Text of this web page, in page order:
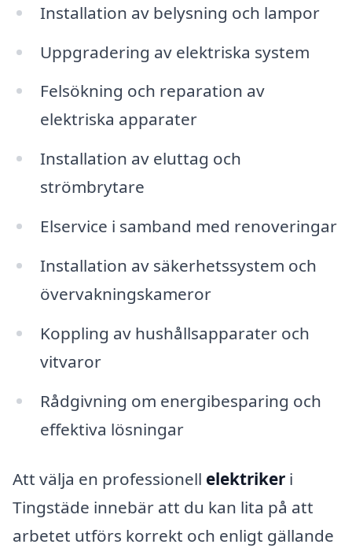
Installation av belysning och lampor
Uppgradering av elektriska system
Felsökning och reparation av
elektriska apparater
Installation av eluttag och
strömbrytare
Elservice i samband med renoveringar
Installation av säkerhetssystem och
övervakningskameror
Koppling av hushållsapparater och
vitvaror
Rådgivning om energibesparing och
effektiva lösningar
Att välja en professionell elektriker i
Tingstäde innebär att du kan lita på att
arbetet utförs korrekt och enligt gällande